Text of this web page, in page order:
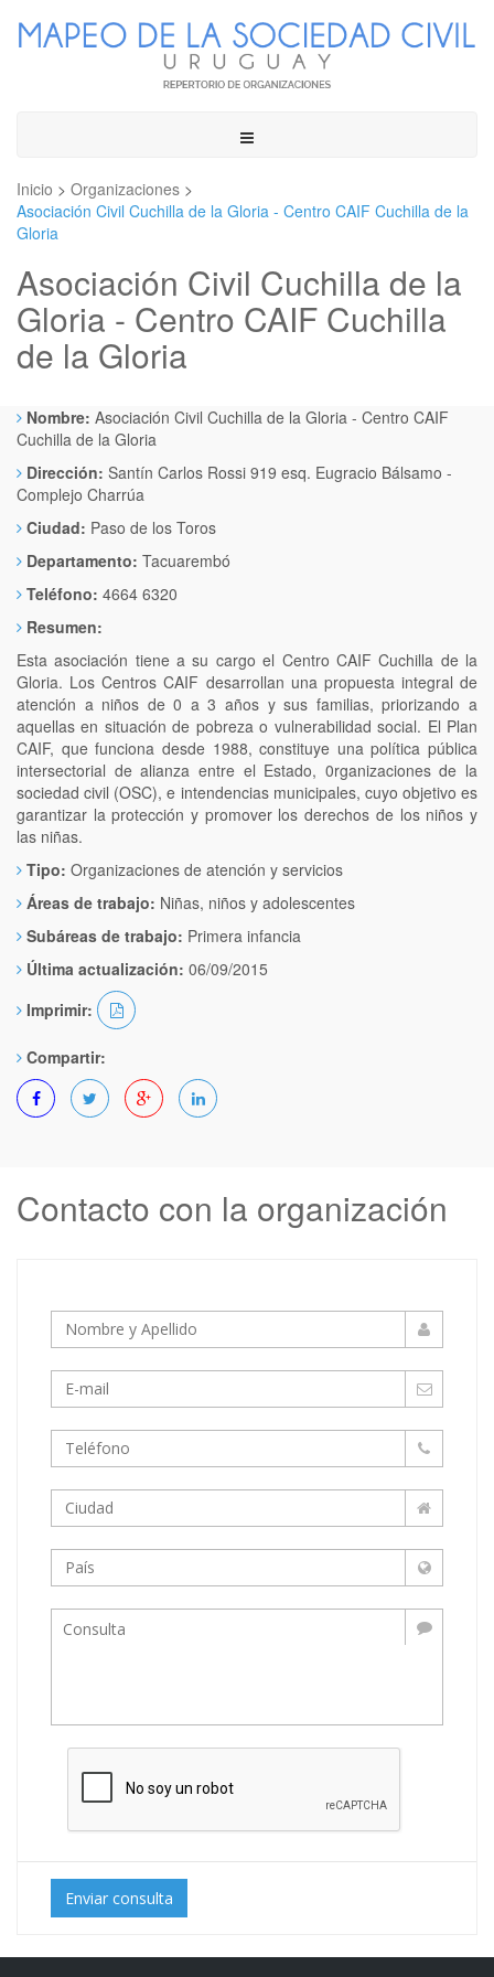
Toggle
Inicio > Organizaciones >
Asociación Civil Cuchilla de la Gloria - Centro CAIF Cuchilla de la
Gloria
Asociación Civil Cuchilla de la
Gloria - Centro CAIF Cuchilla
de la Gloria
Nombre: Asociación Civil Cuchilla de la Gloria - Centro CAIF
Cuchilla de la Gloria
Dirección: Santín Carlos Rossi 919 esq. Eugracio Bálsamo -
Complejo Charrúa
Ciudad: Paso de los Toros
Departamento: Tacuarembó
Teléfono: 4664 6320
Resumen:
Esta asociación tiene a su cargo el Centro CAIF Cuchilla de la
Gloria. Los Centros CAIF desarrollan una propuesta integral de
atención a niños de 0 a 3 años y sus familias, priorizando a
aquellas en situación de pobreza o vulnerabilidad social. El Plan
CAIF, que funciona desde 1988, constituye una política pública
intersectorial de alianza entre el Estado, 0rganizaciones de la
sociedad civil (OSC), e intendencias municipales, cuyo objetivo es
garantizar la protección y promover los derechos de los niños y
las niñas.
Tipo: Organizaciones de atención y servicios
Áreas de trabajo: Niñas, niños y adolescentes
Subáreas de trabajo: Primera infancia
Última actualización: 06/09/2015
Imprimir:
Compartir:
Contacto con la organización
Enviar consulta